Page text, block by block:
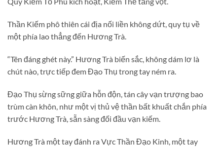
Thần Kiếm phô thiên cái địa nối liền không dứt, quy tụ về
một phía lao thẳng đến Hương Trà.
“Tên đáng ghét này.” Hương Trà biến sắc, không dám lơ là
chút nào, trực tiếp đem Đạo Thụ trong tay ném ra.
Đạo Thụ sừng sững giữa hỗn độn, tán cây vạn trượng bao
trùm càn khôn, như một vị thủ vệ thần bất khuất chắn phía
trước Hương Trà, sẵn sàng đối đầu vạn kiếm.
Hương Trà một tay đánh ra Vực Thần Đạo Kinh, một tay